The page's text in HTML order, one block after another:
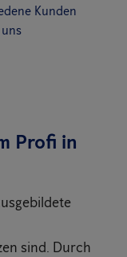
Kunden
Profi in
sind. Durch